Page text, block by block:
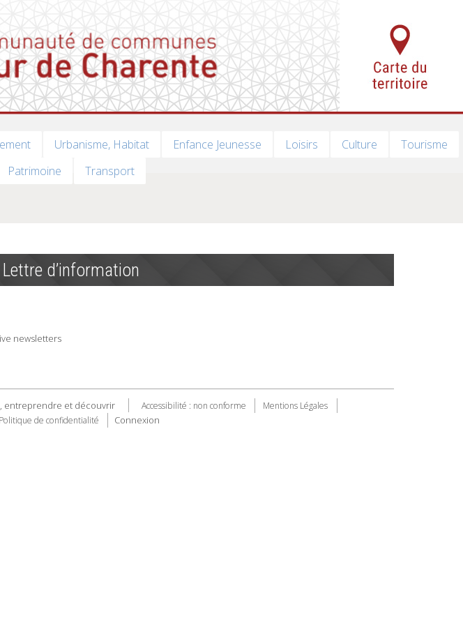
Urbanisme, Habitat Enfance Jeunesse Loisirs Culture
Tourisme
Patrimoine
Transport
Lettre d’information
newsletters
entreprendre et découvrir Accessibilité : non conforme
Mentions Légales
Politique de confidentialité
Connexion